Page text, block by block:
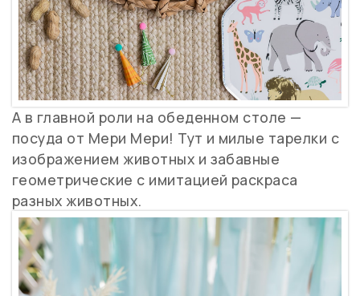
А в главной роли на обеденном столе —
посуда от Мери Мери! Тут и милые тарелки с
изображением животных и забавные
геометрические с имитацией раскраса
разных животных.